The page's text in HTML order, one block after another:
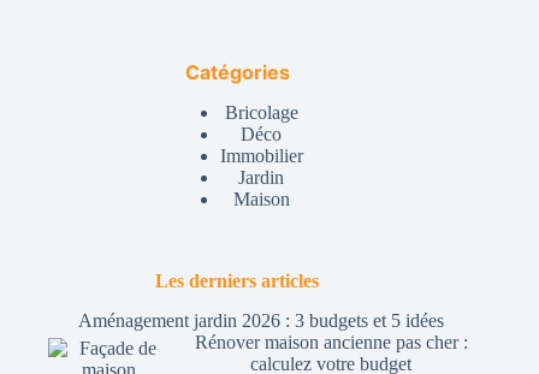
Catégories
Bricolage
Déco
Immobilier
Jardin
Maison
Les derniers articles
Aménagement jardin 2026 : 3 budgets et 5 idées
Rénover maison ancienne pas cher :
calculez votre budget